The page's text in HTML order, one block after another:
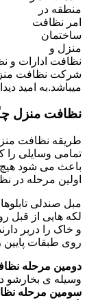
منطقه در
امر نظافت
ساختمان
منزل و
نظافت ادارات و
شرکت نظافت
میباشد.به امید
نظافت منزل
طریقه نظافت
تمامی وسایلی را
باعث می شود هیچ
اولین مرحله در
مبل صندلی
لکه هایی از قبل
و خاک را دربر
روی طبقات پایین
دومین مرحله
وسیله ی بخارشو
سومین مرحله